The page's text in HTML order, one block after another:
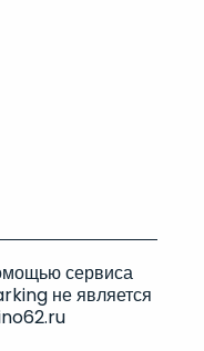
сервиса
не является